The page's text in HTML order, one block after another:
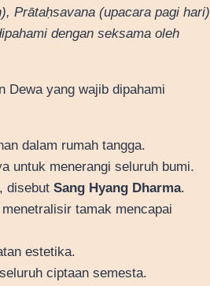
Prātaḥsavana (upacara pagi hari)
dengan seksama oleh
Dewa yang wajib dipahami
dalam rumah tangga.
untuk menerangi seluruh bumi.
disebut Sang Hyang Dharma.
tamak mencapai
estetika.
ciptaan semesta.